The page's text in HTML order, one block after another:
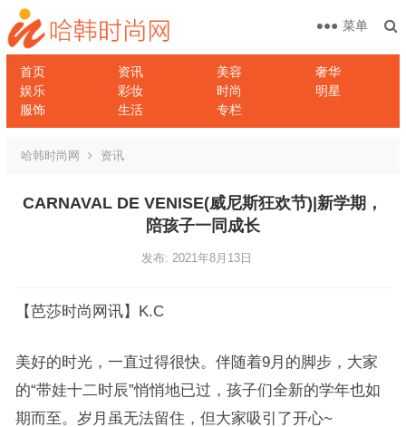
首页 资讯 美容
奢华
娱乐
彩妆 时尚
明星
服饰
生活 专栏
菜单
哈韩时尚网 资讯
CARNAVAL DE VENISE(威尼斯狂欢节)|新学期，
陪孩子一同成长
发布: 2021年8月13日
【芭莎时尚网讯】K.C
美好的时光，一直过得很快。伴随着9月的脚步，大家
的“带娃十二时辰”悄悄地已过，孩子们全新的学年也如
期而至。岁月虽无法留住，但大家吸引了开心~